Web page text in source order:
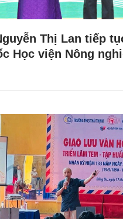
Thị Lan tiếp
Học viện Nông